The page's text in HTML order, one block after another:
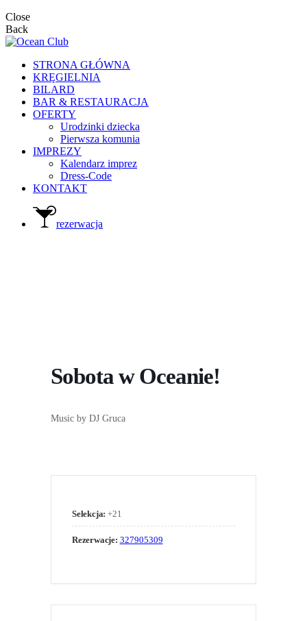
Close
Back
STRONA GŁÓWNA
KRĘGIELNIA
BILARD
BAR & RESTAURACJA
OFERTY
Urodzinki dziecka
Pierwsza komunia
IMPREZY
Kalendarz imprez
Dress-Code
KONTAKT
rezerwacja
Sobota w Oceanie!
Music by DJ Gruca
Selekcja: +21
Rezerwacje: 327905309